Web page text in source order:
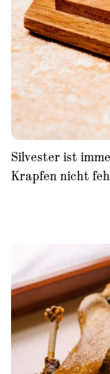
Silvester ist
Krapfen nicht